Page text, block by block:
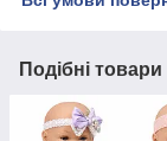
Подібні товари